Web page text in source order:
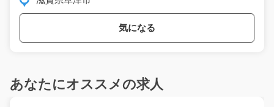
気になる
あなたにオススメの求人